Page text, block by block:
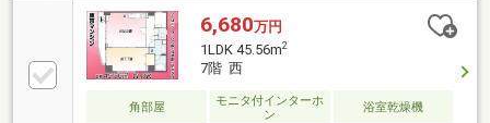
6,680万円
1LDK 45.56m2
7階 西
角部屋
モニタ付インターホ
ン
浴室乾燥機